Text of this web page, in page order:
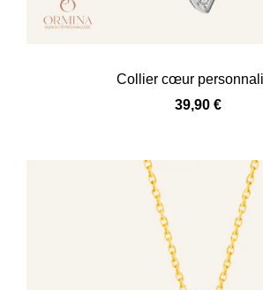
Collier cœur
39,90 €